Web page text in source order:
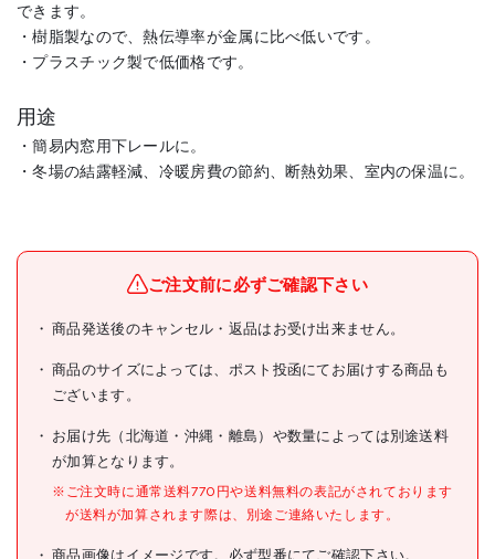
できます。
・樹脂製なので、熱伝導率が金属に比べ低いです。
・プラスチック製で低価格です。
用途
・簡易内窓用下レールに。
・冬場の結露軽減、冷暖房費の節約、断熱効果、室内の保温に。
ブランド名 光
商品名
光 簡易内窓用フレーム＆レ
ール 下レールホワイト
型式
メーカー希望小売価格 280円(税抜)
JANコード 4977720018300
●色:ホワイト
ご注文前に必ずご確認下さい
商品発送後のキャンセル・返品はお受け出来ません。
商品のサイズによっては、ポスト投函にてお届けする商品も
ございます。
お届け先（北海道・沖縄・離島）や数量によっては別途送料
が加算となります。
※ご注文時に通常送料770円や送料無料の表記がされております
が送料が加算されます際は、別途ご連絡いたします。
商品画像はイメージです。必ず型番にてご確認下さい。